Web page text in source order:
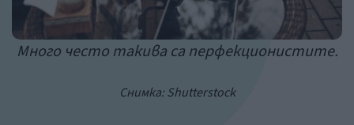
Много често такива са перфекционистите.
Снимка:Shutterstock